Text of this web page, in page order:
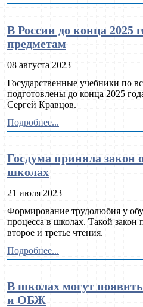
В России до конца 2025
предметам
08 августа 2023
Государственные учебники по
подготовлены до конца 2025
Сергей Кравцов.
Подробнее...
Госдума приняла закон
школах
21 июля 2023
Формирование трудолюбия у
процесса в школах. Такой закон
второе и третье чтения.
Подробнее...
В школах могут
и ОБЖ